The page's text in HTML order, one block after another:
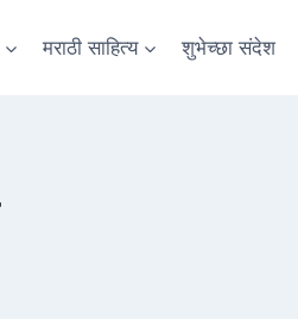
मराठी साहित्य शुभेच्छा संदेश